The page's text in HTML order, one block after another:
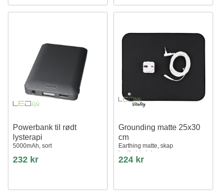
Powerbank til rødt
lysterapi
5000mAh, sort
232 kr
Grounding matte 25x30
cm
Earthing matte, skap
jordforbindelse
224 kr